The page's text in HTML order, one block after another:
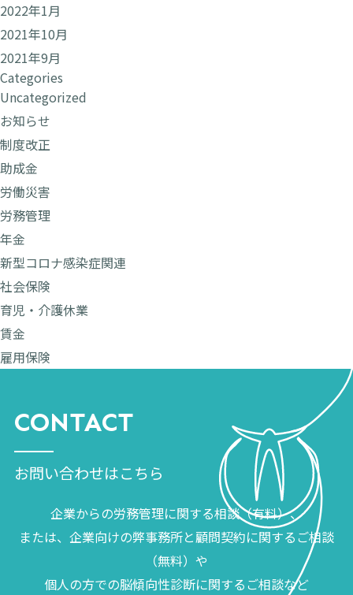
2022年1月
2021年10月
2021年9月
Categories
Uncategorized
お知らせ
制度改正
助成金
労働災害
労務管理
年金
新型コロナ感染症関連
社会保険
育児・介護休業
賃金
雇用保険
CONTACT
お問い合わせはこちら
企業からの労務管理に関する相談（有料）、
または、企業向けの弊事務所と顧問契約に関するご相談
（無料）や
個人の方での脳傾向性診断に関するご相談など